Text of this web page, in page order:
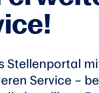
Service –